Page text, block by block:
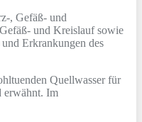
, Gefäß- und
und Kreislauf sowie
Erkrankungen des
Quellwasser für
erwähnt. Im